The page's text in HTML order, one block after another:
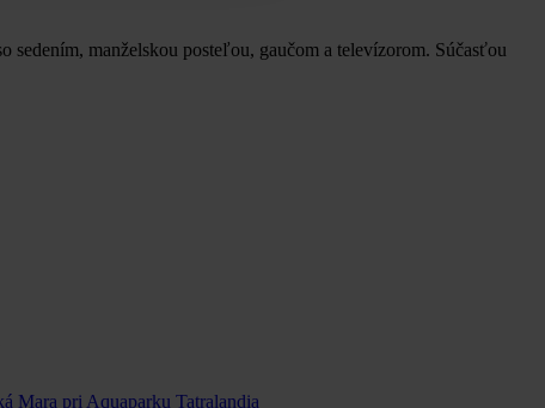
manželskou posteľou, gaučom a televízorom. Súčasťou